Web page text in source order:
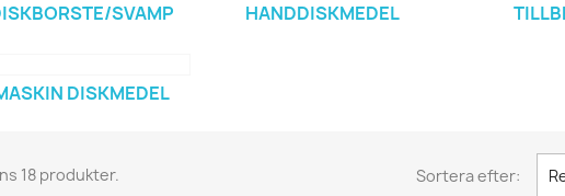
SVAMP HANDDISKMEDEL
DISKMEDEL
18 produkter. Sortera efter: